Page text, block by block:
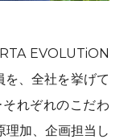
EVOLUTiON
、全社を挙げて
れぞれのこだわ
理加、企画担当し